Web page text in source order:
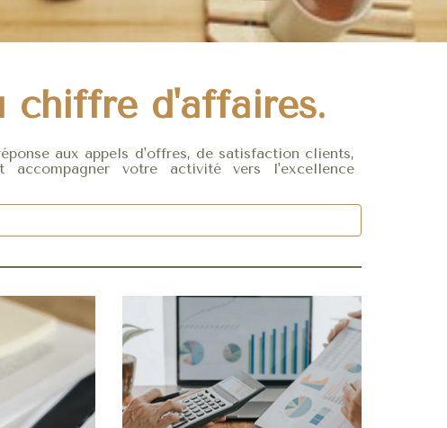
chiffre d'affaires.
aux appels d'offres, de satisfaction clients,
accompagner votre activité vers l'excellence